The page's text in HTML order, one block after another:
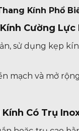
Kính Phổ
Cường
sử dụng kẹp
mạch và mở
Có Trụ